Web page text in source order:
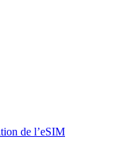
de l’eSIM